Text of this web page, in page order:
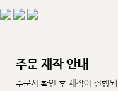
주문 제작 안내
주문서 확인 후 제작이 진행